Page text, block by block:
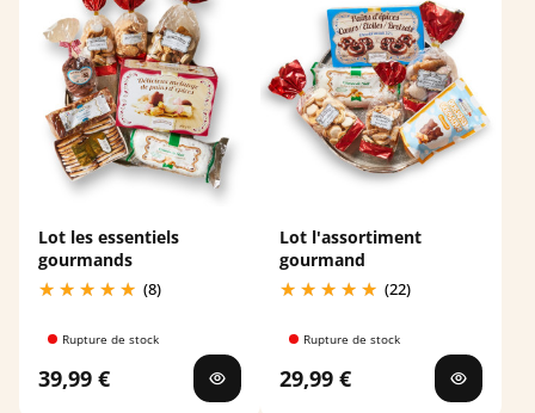
Lot les essentiels
gourmands
(8)
Rupture de stock
39,99 €
Lot l'assortiment
gourmand
(22)
Rupture de stock
29,99 €